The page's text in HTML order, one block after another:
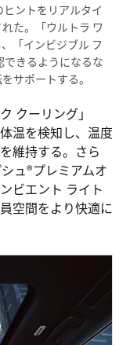
ントをリアルタイ
た。「ウルトラ ワ
「インビジブル フ
きるようになるな
サポートする。
クーリング」
温を検知し、温度
維持する。さら
ュ®プレミアムオ
ビエント ライト
空間をより快適に